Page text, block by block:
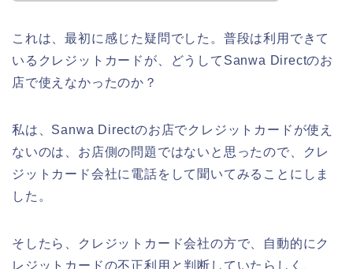
これは、最初に感じた疑問でした。普段は利用できて
いるクレジットカードが、どうしてSanwa Directのお
店で使えなかったのか？
私は、Sanwa Directのお店でクレジットカードが使え
ないのは、お店側の問題ではないと思ったので、クレ
ジットカード会社に電話をして聞いてみることにしま
した。
そしたら、クレジットカード会社の方で、自動的にク
レジットカードの不正利用と判断していたらしく、